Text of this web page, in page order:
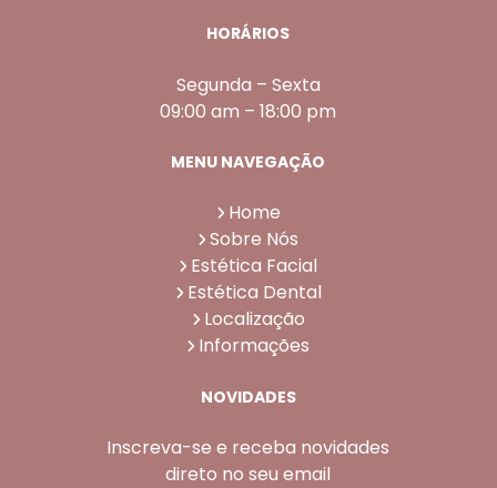
HORÁRIOS
Segunda – Sexta
09:00 am – 18:00 pm
MENU NAVEGAÇÃO
Home
Sobre Nós
Estética Facial
Estética Dental
Localização
Informações
NOVIDADES
Inscreva-se e receba novidades
direto no seu email